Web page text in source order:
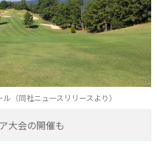
（同社ニュースリリースより）
大会の開催も